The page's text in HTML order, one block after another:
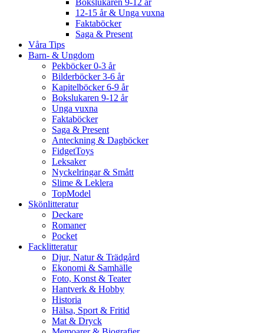
Bokslukaren 9-12 år
12-15 år & Unga vuxna
Faktaböcker
Saga & Present
Våra Tips
Barn- & Ungdom
Pekböcker 0-3 år
Bilderböcker 3-6 år
Kapitelböcker 6-9 år
Bokslukaren 9-12 år
Unga vuxna
Faktaböcker
Saga & Present
Anteckning & Dagböcker
FidgetToys
Leksaker
Nyckelringar & Smått
Slime & Leklera
TopModel
Skönlitteratur
Deckare
Romaner
Pocket
Facklitteratur
Djur, Natur & Trädgård
Ekonomi & Samhälle
Foto, Konst & Teater
Hantverk & Hobby
Historia
Hälsa, Sport & Fritid
Mat & Dryck